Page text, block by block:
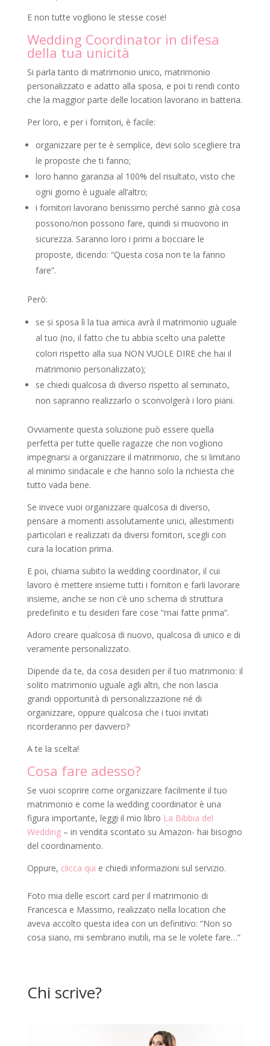
E non tutte vogliono le stesse cose!
Wedding Coordinator in difesa
della tua unicità
Si parla tanto di matrimonio unico, matrimonio
personalizzato e adatto alla sposa, e poi ti rendi conto
che la maggior parte delle location lavorano in batteria.
Per loro, e per i fornitori, è facile:
organizzare per te è semplice, devi solo scegliere tra
le proposte che ti fanno;
loro hanno garanzia al 100% del risultato, visto che
ogni giorno è uguale all’altro;
i fornitori lavorano benissimo perché sanno già cosa
possono/non possono fare, quindi si muovono in
sicurezza. Saranno loro i primi a bocciare le
proposte, dicendo: “Questa cosa non te la fanno
fare”.
Però:
se si sposa lì la tua amica avrà il matrimonio uguale
al tuo (no, il fatto che tu abbia scelto una palette
colori rispetto alla sua NON VUOLE DIRE che hai il
matrimonio personalizzato);
se chiedi qualcosa di diverso rispetto al seminato,
non sapranno realizzarlo o sconvolgerà i loro piani.
Ovviamente questa soluzione può essere quella
perfetta per tutte quelle ragazze che non vogliono
impegnarsi a organizzare il matrimonio, che si limitano
al minimo sindacale e che hanno solo la richiesta che
tutto vada bene.
Se invece vuoi organizzare qualcosa di diverso,
pensare a momenti assolutamente unici, allestimenti
particolari e realizzati da diversi fornitori, scegli con
cura la location prima.
E poi, chiama subito la wedding coordinator, il cui
lavoro è mettere insieme tutti i fornitori e farli lavorare
insieme, anche se non c’è uno schema di struttura
predefinito e tu desideri fare cose “mai fatte prima”.
Adoro creare qualcosa di nuovo, qualcosa di unico e di
veramente personalizzato.
Dipende da te, da cosa desideri per il tuo matrimonio: il
solito matrimonio uguale agli altri, che non lascia
grandi opportunità di personalizzazione né di
organizzare, oppure qualcosa che i tuoi invitati
ricorderanno per davvero?
A te la scelta!
Cosa fare adesso?
Se vuoi scoprire come organizzare facilmente il tuo
matrimonio e come la wedding coordinator è una
figura importante, leggi il mio libro La Bibbia del
Wedding– in vendita scontato su Amazon- hai bisogno
del coordinamento.
Oppure, clicca qui e chiedi informazioni sul servizio.
Foto mia delle escort card per il matrimonio di
Francesca e Massimo, realizzato nella location che
aveva accolto questa idea con un definitivo: “Non so
cosa siano, mi sembrano inutili, ma se le volete fare…”
Chi scrive?